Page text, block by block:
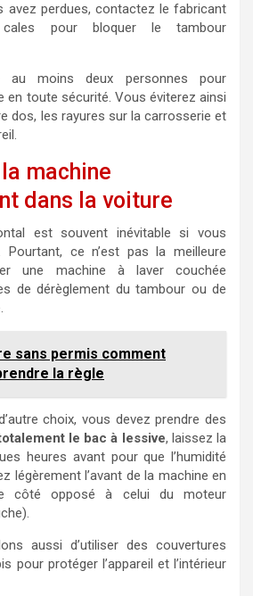
avez perdues, contactez le fabricant
pour bloquer le tambour
au moins deux personnes pour
en toute sécurité. Vous éviterez ainsi
dos, les rayures sur la carrosserie et
machine
dans la voiture
est souvent inévitable si vous
Pourtant, ce n’est pas la meilleure
une machine à laver couchée
de dérèglement du tambour ou de
sans permis comment
la règle
choix, vous devez prendre des
le bac à lessive, laissez la
heures avant pour que l’humidité
légèrement l’avant de la machine en
côté opposé à celui du moteur
aussi d’utiliser des couvertures
pour protéger l’appareil et l’intérieur